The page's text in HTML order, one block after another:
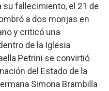
fallecimiento, el 21 de
a dos monjas en
y criticó una
de la Iglesia
Petrini se convirtió
del Estado de la
Simona Brambilla